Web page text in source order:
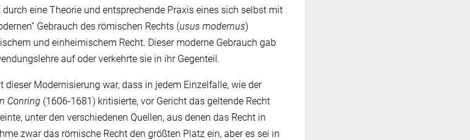
eine Theorie und entsprechende Praxis eines sich selbst mit
Gebrauch des römischen Rechts (usus modernus)
und einheimischem Recht. Dieser moderne Gebrauch gab
auf oder verkehrte sie in ihr Gegenteil.
Modernisierung war, dass in jedem Einzelfalle, wie der
Conring (1606-1681) kritisierte, vor Gericht das geltende Recht
unter den verschiedenen Quellen, aus denen das Recht in
zwar das römische Recht den größten Platz ein, aber es sei in